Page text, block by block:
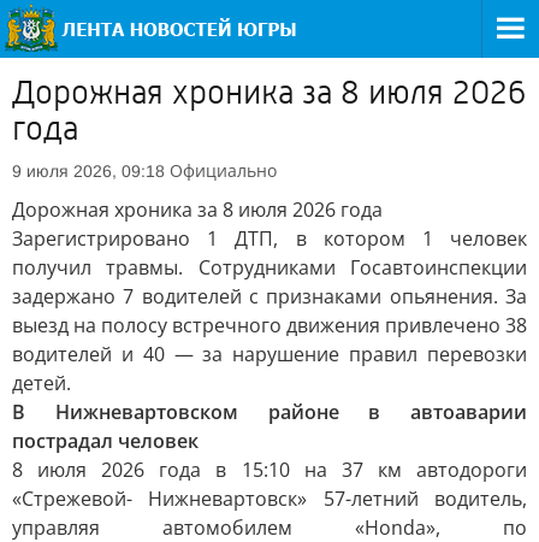
Дорожная хроника за 8 июля 2026
года
9 июля 2026, 09:18 Официально
Дорожная хроника за 8 июля 2026 года
Зарегистрировано 1 ДТП, в котором 1 человек
получил травмы. Сотрудниками Госавтоинспекции
задержано 7 водителей с признаками опьянения. За
выезд на полосу встречного движения привлечено 38
водителей и 40 — за нарушение правил перевозки
детей.
В Нижневартовском районе в автоаварии
пострадал человек
8 июля 2026 года в 15:10 на 37 км автодороги
«Стрежевой- Нижневартовск» 57-летний водитель,
управляя автомобилем «Honda», по